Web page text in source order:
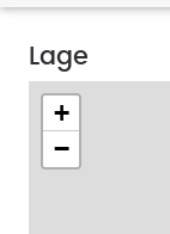
Lage
+
−